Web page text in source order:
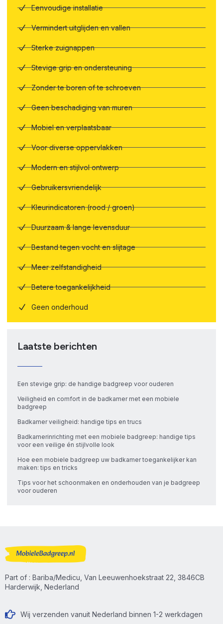
Eenvoudige installatie
Vermindert uitglijden en vallen
Sterke zuignappen
Stevige grip en ondersteuning
Zonder te boren of te schroeven
Geen beschadiging van muren
Mobiel en verplaatsbaar
Voor diverse oppervlakken
Modern en stijlvol ontwerp
Gebruikersvriendelijk
Kleurindicatoren (rood / groen)
Duurzaam & lange levensduur
Bestand tegen vocht en slijtage
Meer zelfstandigheid
Betere toegankelijkheid
Geen onderhoud
Laatste berichten
Een stevige grip: de handige badgreep voor ouderen
Veiligheid en comfort in de badkamer met een mobiele
badgreep
Badkamer veiligheid: handige tips en trucs
Badkamerinrichting met een mobiele badgreep: handige tips
voor een veilige én stijlvolle look
Hoe een mobiele badgreep uw badkamer toegankelijker kan
maken: tips en tricks
Tips voor het schoonmaken en onderhouden van je badgreep
voor ouderen
Part of : Bariba/Medicu, Van Leeuwenhoekstraat 22, 3846CB
Harderwijk, Nederland
Wij verzenden vanuit Nederland binnen 1-2 werkdagen